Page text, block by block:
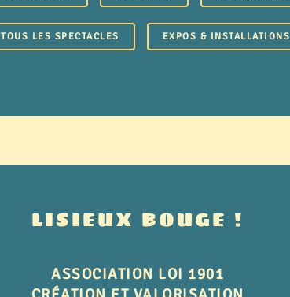
TOUS LES SPECTACLES EXPOS & INSTALLATIONS
LISIEUX BOUGE !
ASSOCIATION LOI 1901